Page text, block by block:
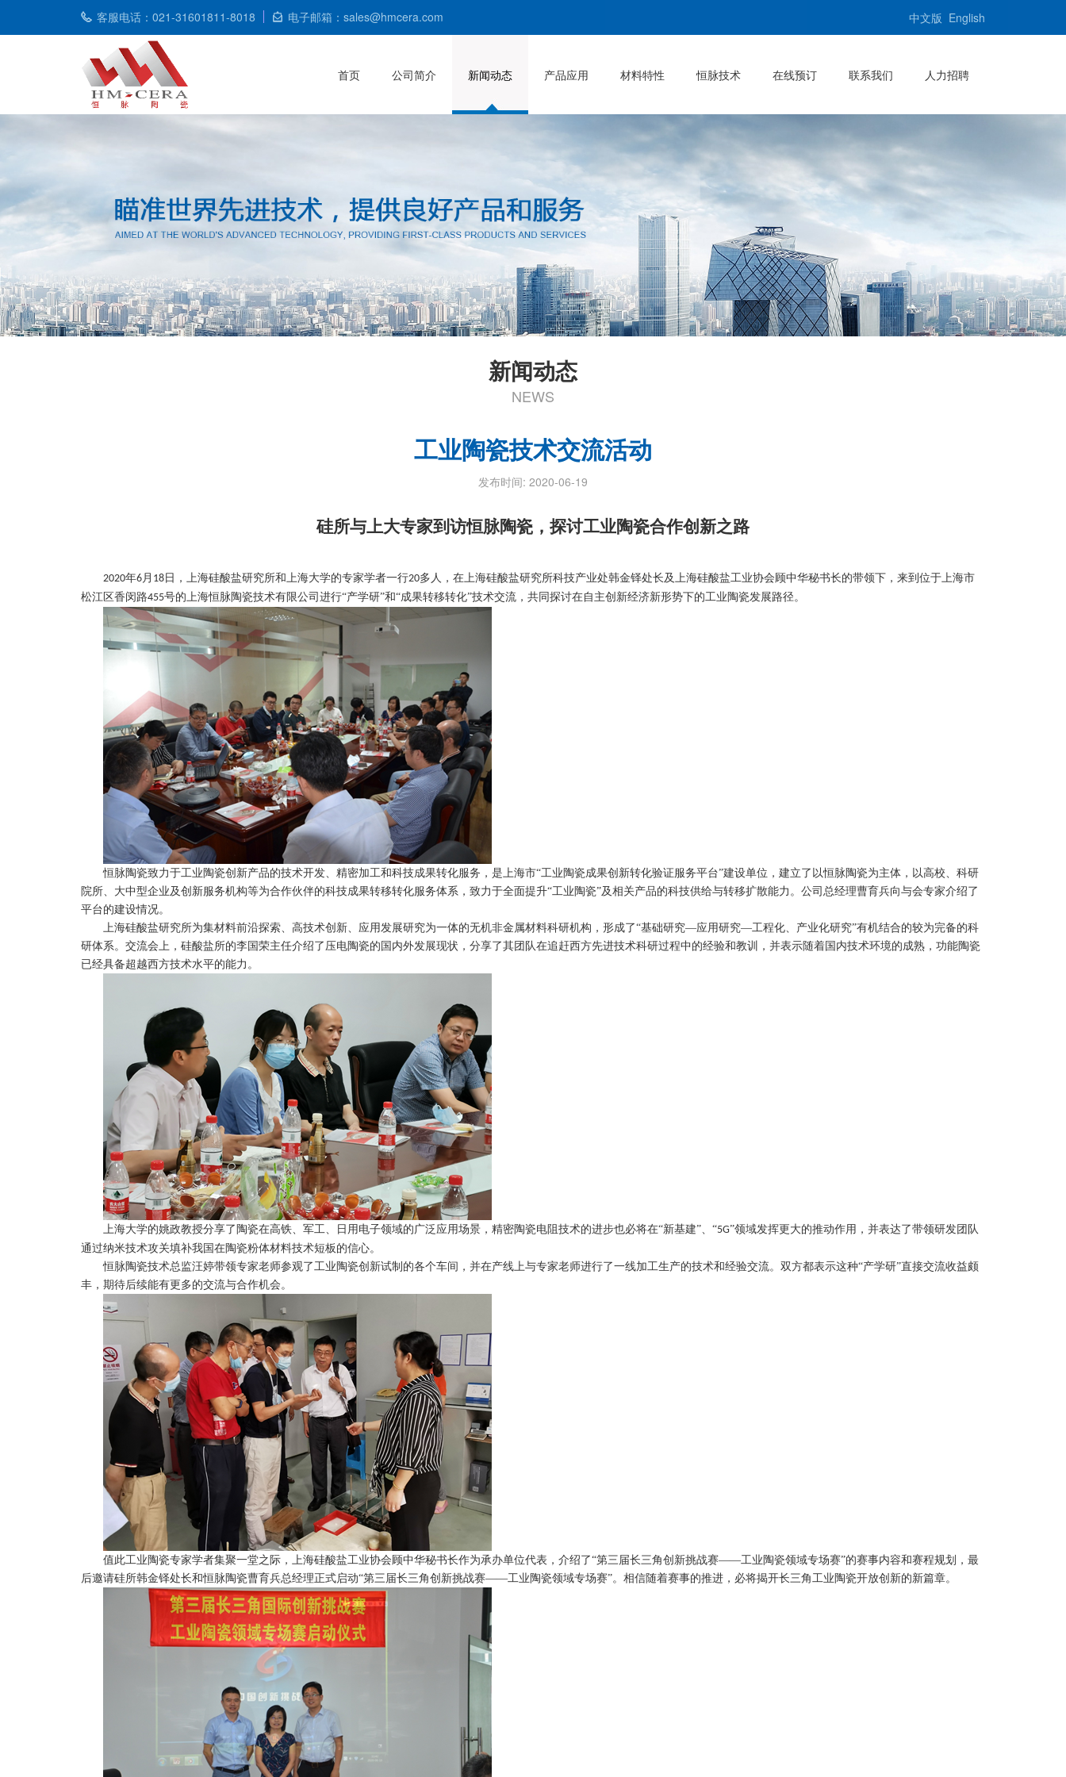
客服电话：021-31601811-8018 电子邮箱：sales@hmcera.com 中文版 English
首页 公司简介 新闻动态 产品应用 材料特性 恒脉技术 在线预订 联系我们 人力招聘
新闻动态
NEWS
工业陶瓷技术交流活动
发布时间: 2020-06-19
硅所与上大专家到访恒脉陶瓷，探讨工业陶瓷合作创新之路
2020年6月 18 日，上海硅酸盐研究所和上海大学的专家学者一行20多人，在上海硅酸盐研究所科技产业处韩金铎处长及上海硅酸盐工业协会顾中华秘书长的带领下，来到位于上海市
松江区香闵路455号的上海恒脉陶瓷技术有限公司进行“产学研”和“成果转移转化”技术交流，共同探讨在自主创新经济新形势下的工业陶瓷发展路径。
恒脉陶瓷致力于工业陶瓷创新产品的技术开发、精密加工和科技成果转化服务，是上海市“工业陶瓷成果创新转化验证服务平台”建设单位，建立了以恒脉陶瓷为主体，以高校、科研
院所、大中型企业及创新服务机构等为合作伙伴的科技成果转移转化服务体系，致力于全面提升“工业陶瓷”及相关产品的科技供给与转移扩散能力。公司总经理曹育兵向与会专家介绍了
平台的建设情况。
上海硅酸盐研究所为集材料前沿探索、高技术创新、应用发展研究为一体的无机非金属材料科研机构，形成了“基础研究—应用研究—工程化、产业化研究”有机结合的较为完备的科
研体系。交流会上，硅酸盐所的李国荣主任介绍了压电陶瓷的国内外发展现状，分享了其团队在追赶西方先进技术科研过程中的经验和教训，并表示随着国内技术环境的成熟，功能陶瓷
已经具备超越西方技术水平的能力。
上海大学的姚政教授分享了陶瓷在高铁、军工、日用电子领域的广泛应用场景，精密陶瓷电阻技术的进步也必将在“新基建”、“5G”领域发挥更大的推动作用，并表达了带领研发团队
通过纳米技术攻关填补我国在陶瓷粉体材料技术短板的信心。
恒脉陶瓷技术总监汪婷带领专家老师参观了工业陶瓷创新试制的各个车间，并在产线上与专家老师进行了一线加工生产的技术和经验交流。双方都表示这种“产学研”直接交流收益颇
丰，期待后续能有更多的交流与合作机会。
值此工业陶瓷专家学者集聚一堂之际，上海硅酸盐工业协会顾中华秘书长作为承办单位代表，介绍了“第三届长三角创新挑战赛——工业陶瓷领域专场赛”的赛事内容和赛程规划，最
后邀请硅所韩金铎处长和恒脉陶瓷曹育兵总经理正式启动“第三届长三角创新挑战赛——工业陶瓷领域专场赛”。相信随着赛事的推进，必将揭开长三角工业陶瓷开放创新的新篇章。